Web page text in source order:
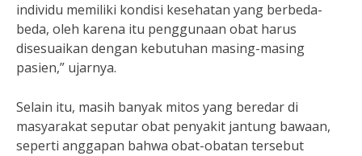
individu memiliki kondisi kesehatan yang berbeda-
beda, oleh karena itu penggunaan obat harus
disesuaikan dengan kebutuhan masing-masing
pasien,” ujarnya.
Selain itu, masih banyak mitos yang beredar di
masyarakat seputar obat penyakit jantung bawaan,
seperti anggapan bahwa obat-obatan tersebut